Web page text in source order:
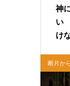
神
い
け
断片か